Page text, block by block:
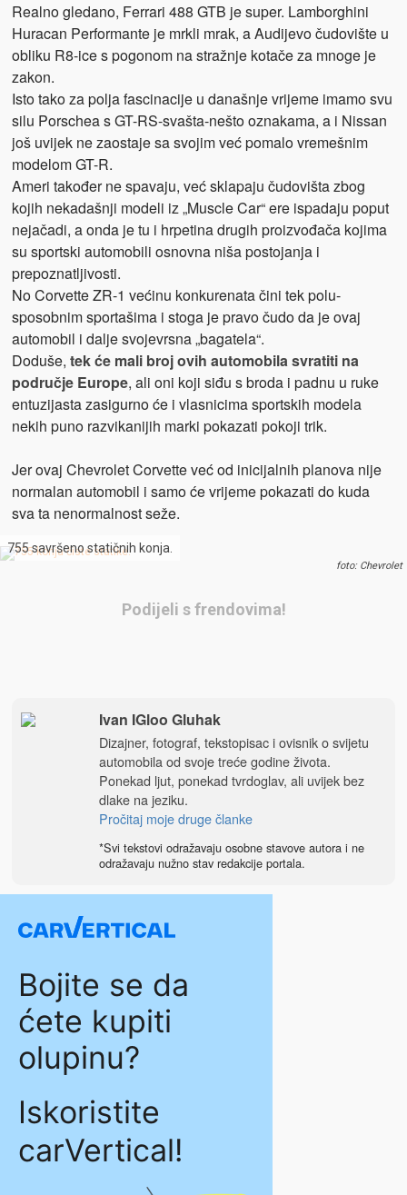
Realno gledano, Ferrari 488 GTB je super. Lamborghini
Huracan Performante je mrkli mrak, a Audijevo čudovište u
obliku R8-ice s pogonom na stražnje kotače za mnoge je
zakon.
Isto tako za polja fascinacije u današnje vrijeme imamo svu
silu Porschea s GT-RS-svašta-nešto oznakama, a i Nissan
još uvijek ne zaostaje sa svojim već pomalo vremešnim
modelom GT-R.
Ameri također ne spavaju, već sklapaju čudovišta zbog
kojih nekadašnji modeli iz „Muscle Car“ ere ispadaju poput
nejačadi, a onda je tu i hrpetina drugih proizvođača kojima
su sportski automobili osnovna niša postojanja i
prepoznatljivosti.
No Corvette ZR-1 većinu konkurenata čini tek polu-
sposobnim sportašima i stoga je pravo čudo da je ovaj
automobil i dalje svojevrsna „bagatela“.
Doduše, tek će mali broj ovih automobila svratiti na
područje Europe, ali oni koji siđu s broda i padnu u ruke
entuzijasta zasigurno će i vlasnicima sportskih modela
nekih puno razvikanijih marki pokazati pokoji trik.
Jer ovaj Chevrolet Corvette već od inicijalnih planova nije
normalan automobil i samo će vrijeme pokazati do kuda
sva ta nenormalnost seže.
755 savršeno statičnih konja.
foto: Chevrolet
Podijeli s frendovima!
Ivan IGloo Gluhak
Dizajner, fotograf, tekstopisac i ovisnik o svijetu
automobila od svoje treće godine života.
Ponekad ljut, ponekad tvrdoglav, ali uvijek bez
dlake na jeziku.
Pročitaj moje druge članke
*Svi tekstovi odražavaju osobne stavove autora i ne
odražavaju nužno stav redakcije portala.